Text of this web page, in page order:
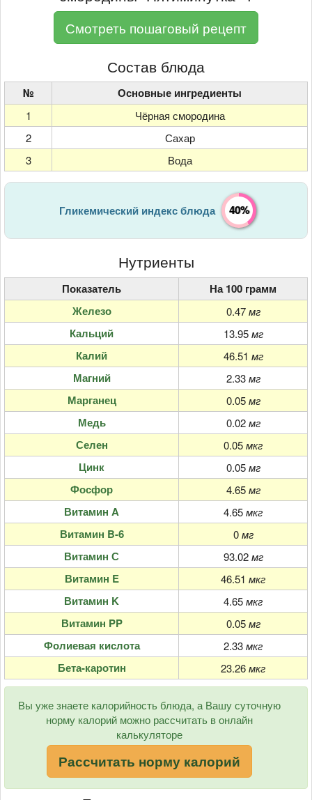
Смотреть пошаговый рецепт
Состав блюда
№ Основные ингредиенты
1
Чёрная смородина
2
Сахар
3
Вода
Гликемический индекс блюда 40%
Нутриенты
Показатель
На 100 грамм
Железо
0.47 мг
Кальций 13.95 мг
Калий 46.51 мг
Магний 2.33 мг
Марганец 0.05 мг
Медь 0.02 мг
Селен 0.05мкг
Цинк 0.05 мг
Фосфор 4.65 мг
Витамин A 4.65мкг
Витамин B-6 0 мг
Витамин С 93.02 мг
Витамин E 46.51 мкг
Витамин K 4.65мкг
Витамин PP 0.05 мг
Фолиевая кислота 2.33мкг
Бета-каротин 23.26мкг
Вы уже знаете калорийность блюда, а Вашу суточную
норму калорий можно рассчитать в онлайн
калькуляторе
Рассчитать норму калорий